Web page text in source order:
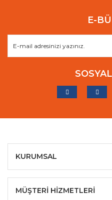
E-
KURUMSAL
MÜŞTERİ HİZMETLERİ